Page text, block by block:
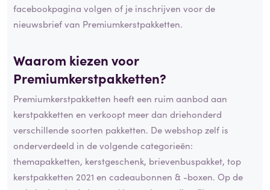
facebookpagina volgen of je inschrijven voor de
nieuwsbrief van Premiumkerstpakketten.
Waarom kiezen voor
Premiumkerstpakketten?
Premiumkerstpakketten heeft een ruim aanbod aan
kerstpakketten en verkoopt meer dan driehonderd
verschillende soorten pakketten. De webshop zelf is
onderverdeeld in de volgende categorieën:
themapakketten, kerstgeschenk, brievenbuspakket, top
kerstpakketten 2021 en cadeaubonnen & -boxen. Op de